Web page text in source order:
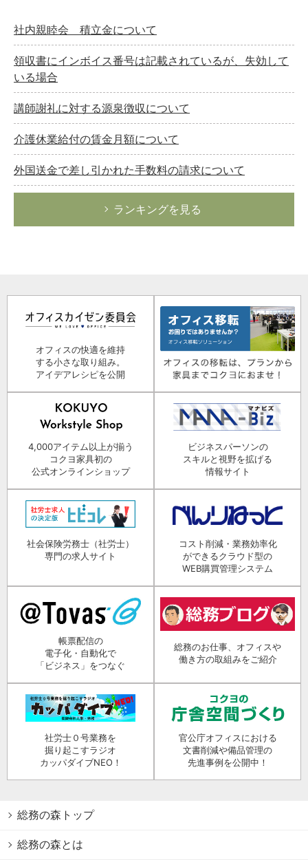
社内親睦会 積立金について
領収書にインボイス番号は記載されているが、失効して
いる場合
講師謝礼に対する源泉徴収について
介護休業給付の賃金月額について
外国送金で差し引かれた手数料の請求について
ランキングを見る
オフィスの快適を維持
する小さな取り組み。
アイデアレシピを公開
4,000アイテム以上が揃う
コクヨ家具初の
公式オンラインショップ
ビジネスパーソンの
スキルと視野を拡げる
情報サイト
社会保険労務士（社労士）
専門の求人サイト
コスト削減・業務効率化
ができるクラウド型の
WEB購買管理システム
帳票配信の
電子化・自動化で
「ビジネス」をつなぐ
総務のお仕事、オフィスや
働き方の取組みをご紹介
社労士０号業務を
掘り起こすラジオ
カッパダイブNEO！
官公庁オフィスにおける
文書削減や備品管理の
先進事例を公開中！
総務の森トップ
総務の森とは